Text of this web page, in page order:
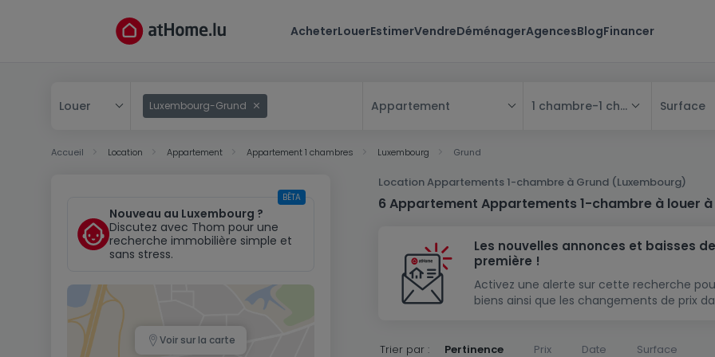
AcheterLouerEstimerVendreDéménagerAgencesBlogFinancer
Louer Luxembourg-Grund Appartement
Maison
Maison mitoyenne
Maison jumelée
Appartement
Chambre
Studio
Résidence
Lotissement
Maison à construire
Modèle de maison
Immeuble de rapport
1 chambre- 1 chambre Surface
Accueil Location Appartement Appartement 1 chambres Luxembourg Grund
Location Appartements 1-chambre à Grund (Luxembourg)
6 Appartement Appartements 1-chambre à louer
Les nouvelles annonces et baisses
première !
Activez une alerte sur cette recherche
biens ainsi que les changements de prix
Trier par : Pertinence Prix Date Surface
Nouveau au Luxembourg ?
Discutez avec Thom pour une
recherche immobilière simple et
sans stress.
BÊTA
Voir sur la carte